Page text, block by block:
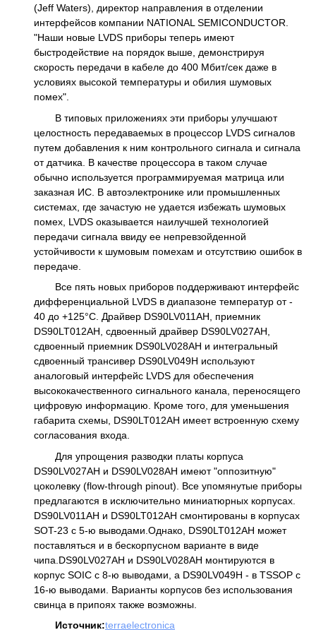
(Jeff Waters), директор направления в отделении
интерфейсов компании NATIONAL SEMICONDUCTOR.
"Наши новые LVDS приборы теперь имеют
быстродействие на порядок выше, демонстрируя
скорость передачи в кабеле до 400 Мбит/сек даже в
условиях высокой температуры и обилия шумовых
помех".
В типовых приложениях эти приборы улучшают
целостность передаваемых в процессор LVDS сигналов
путем добавления к ним контрольного сигнала и сигнала
от датчика. В качестве процессора в таком случае
обычно используется программируемая матрица или
заказная ИС. В автоэлектронике или промышленных
системах, где зачастую не удается избежать шумовых
помех, LVDS оказывается наилучшей технологией
передачи сигнала ввиду ее непревзойденной
устойчивости к шумовым помехам и отсутствию ошибок в
передаче.
Все пять новых приборов поддерживают интерфейс
дифференциальной LVDS в диапазоне температур от -
40 до +125°C. Драйвер DS90LV011AH, приемник
DS90LT012AH, сдвоенный драйвер DS90LV027AH,
сдвоенный приемник DS90LV028AH и интегральный
сдвоенный трансивер DS90LV049H используют
аналоговый интерфейс LVDS для обеспечения
высококачественного сигнального канала, переносящего
цифровую информацию. Кроме того, для уменьшения
габарита схемы, DS90LT012AH имеет встроенную схему
согласования входа.
Для упрощения разводки платы корпуса
DS90LV027AH и DS90LV028AH имеют "оппозитную"
цоколевку (flow-through pinout). Все упомянутые приборы
предлагаются в исключительно миниатюрных корпусах.
DS90LV011AH и DS90LT012AH смонтированы в корпусах
SOT-23 с 5-ю выводами.Однако, DS90LT012AH может
поставляться и в бескорпусном варианте в виде
чипа.DS90LV027AH и DS90LV028AH монтируются в
корпус SOIC с 8-ю выводами, а DS90LV049H - в TSSOP с
16-ю выводами. Варианты корпусов без использования
свинца в припоях также возможны.
Источник:terraelectronica